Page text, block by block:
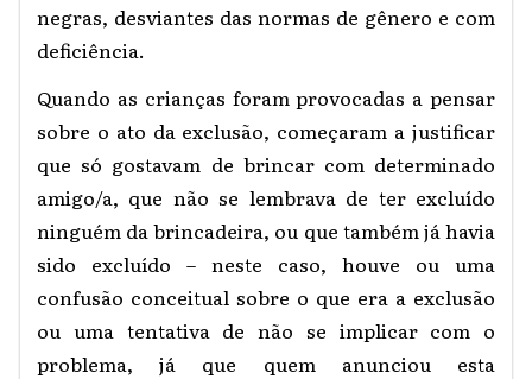
negras, desviantes das normas de gênero e com
deficiência.
Quando as crianças foram provocadas a pensar
sobre o ato da exclusão, começaram a justificar
que só gostavam de brincar com determinado
amigo/a, que não se lembrava de ter excluído
ninguém da brincadeira, ou que também já havia
sido excluído – neste caso, houve ou uma
confusão conceitual sobre o que era a exclusão
ou uma tentativa de não se implicar com o
problema, já que quem anunciou esta